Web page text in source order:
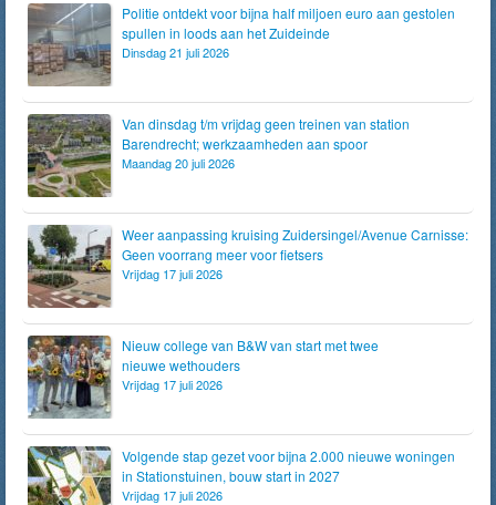
Politie ontdekt voor bijna half miljoen euro aan gestolen
spullen in loods aan het Zuideinde
Dinsdag 21 juli 2026
Van dinsdag t/m vrijdag geen treinen van station
Barendrecht; werkzaamheden aan spoor
Maandag 20 juli 2026
Weer aanpassing kruising Zuidersingel/Avenue Carnisse:
Geen voorrang meer voor fietsers
Vrijdag 17 juli 2026
Nieuw college van B&W van start met twee
nieuwe wethouders
Vrijdag 17 juli 2026
Volgende stap gezet voor bijna 2.000 nieuwe woningen
in Stationstuinen, bouw start in 2027
Vrijdag 17 juli 2026